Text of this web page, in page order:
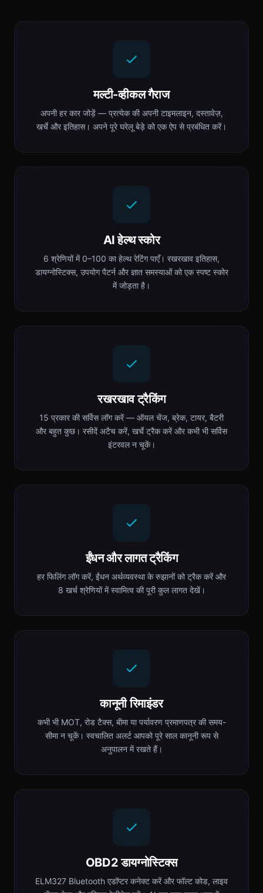
मल्टी-व्हीकल गैराज
अपनी हर कार जोड़ें — प्रत्येक की अपनी टाइमलाइन, दस्तावेज़,
खर्चे और इतिहास। अपने पूरे घरेलू बेड़े को एक ऐप से प्रबंधित करें।
AI हेल्थ स्कोर
6 श्रेणियों में 0–100 का हेल्थ रेटिंग पाएँ। रखरखाव इतिहास,
डायग्नोस्टिक्स, उपयोग पैटर्न और ज्ञात समस्याओं को एक स्पष्ट स्कोर
में जोड़ता है।
रखरखाव ट्रैकिंग
15 प्रकार की सर्विस लॉग करें — ऑयल चेंज, ब्रेक, टायर, बैटरी
और बहुत कुछ। रसीदें अटैच करें, खर्चे ट्रैक करें और कभी भी सर्विस
इंटरवल न चूकें।
ईंधन और लागत ट्रैकिंग
हर फिलिंग लॉग करें, ईंधन अर्थव्यवस्था के रुझानों को ट्रैक करें और
8 खर्च श्रेणियों में स्वामित्व की पूरी कुल लागत देखें।
कानूनी रिमाइंडर
कभी भी MOT, रोड टैक्स, बीमा या पर्यावरण प्रमाणपत्र की समय-
सीमा न चूकें। स्वचालित अलर्ट आपको पूरे साल कानूनी रूप से
अनुपालन में रखते हैं।
OBD2 डायग्नोस्टिक्स
ELM327 Bluetooth एडॉप्टर कनेक्ट करें और फॉल्ट कोड, लाइव